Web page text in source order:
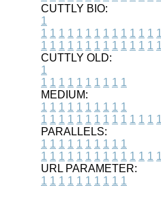
CUTTLY BIO:
1
1 1 1 1 1 1 1 1 1 1 1 1 1 1
1 1 1 1 1 1 1 1 1 1 1 1 1 1
CUTTLY OLD:
1
1 1 1 1 1 1 1 1 1 1
MEDIUM:
1 1 1 1 1 1 1 1 1 1
1 1 1 1 1 1 1 1 1 1 1 1 1 1
PARALLELS:
1 1 1 1 1 1 1 1 1 1
1 1 1 1 1 1 1 1 1 1 1 1 1 1
URL PARAMETER:
1 1 1 1 1 1 1 1 1 1